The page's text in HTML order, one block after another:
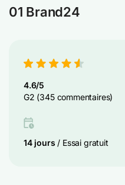
01 Brand24
4.6/5
G2 (345 commentaires)
14 jours / Essai gratuit